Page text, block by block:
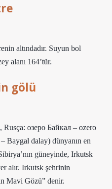
altındadır. Suyun bol
alanı 164’tür.
gölü
озеро Байкал – ozero
Baygal dalay) dünyanın en
güneyinde, Irkutsk
alır. Irkutsk şehrinin
Mavi Gözü” denir.